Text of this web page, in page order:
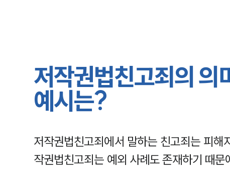
저작권법친고죄의 의
예시는?
저작권법친고죄에서 말하는 친고죄는 피
작권법친고죄는 예외 사례도 존재하기 때문